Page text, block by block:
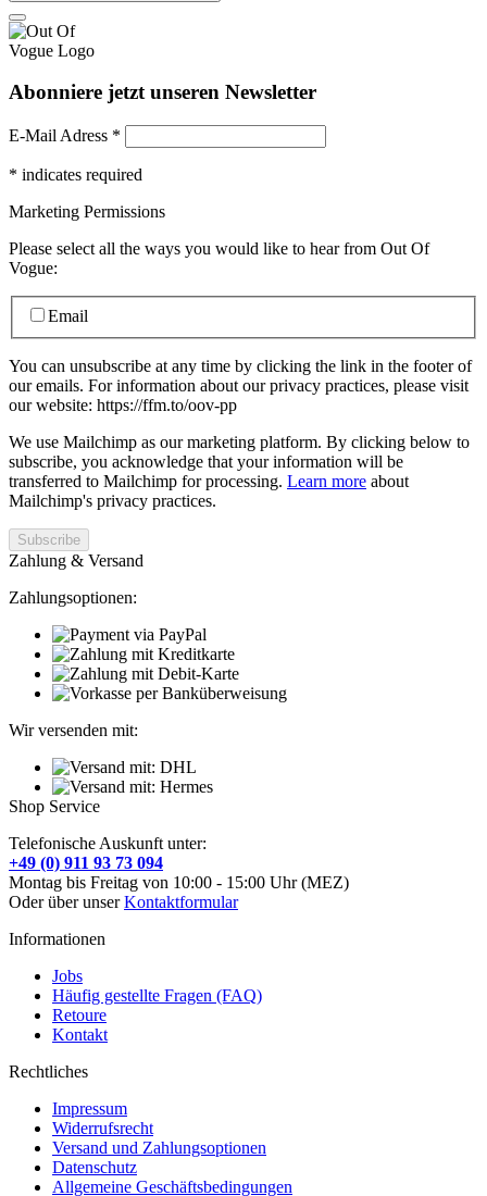
Abonniere jetzt unseren Newsletter
E-Mail Adress *
* indicates required
Marketing Permissions
Please select all the ways you would like to hear from Out Of
Vogue:
Email
You can unsubscribe at any time by clicking the link in the footer of
our emails. For information about our privacy practices, please visit
our website: https://ffm.to/oov-pp
We use Mailchimp as our marketing platform. By clicking below to
subscribe, you acknowledge that your information will be
transferred to Mailchimp for processing. Learn more about
Mailchimp's privacy practices.
Zahlung & Versand
Zahlungsoptionen:
Wir versenden mit:
Shop Service
Telefonische Auskunft unter:
+49 (0) 911 93 73 094
Montag bis Freitag von 10:00 - 15:00 Uhr (MEZ)
Oder über unserKontaktformular
Informationen
Jobs
Häufig gestellte Fragen (FAQ)
Retoure
Kontakt
Rechtliches
Impressum
Widerrufsrecht
Versand und Zahlungsoptionen
Datenschutz
Allgemeine Geschäftsbedingungen